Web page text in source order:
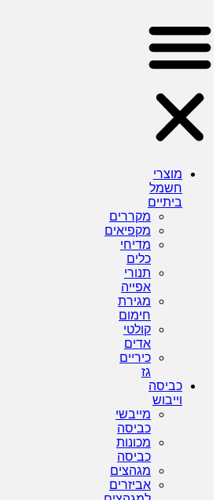
מוצרי
חשמל
ביתיים
מקררים
מקפיאים
מדיחי
כלים
תנורי
אפייה
מגירת
חימום
קולטי
אדים
כיריים
גז
כביסה
וייבוש
מייבשי
כביסה
מכונות
כביסה
מגהצים
אביזרים